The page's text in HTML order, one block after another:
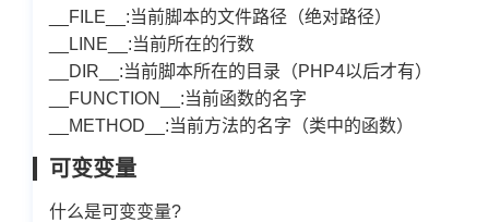
__FILE__:当前脚本的文件路径（绝对路径）
__LINE__:当前所在的行数
__DIR__:当前脚本所在的目录（PHP4以后才有）
__FUNCTION__:当前函数的名字
__METHOD__:当前方法的名字（类中的函数）
可变变量
什么是可变变量?